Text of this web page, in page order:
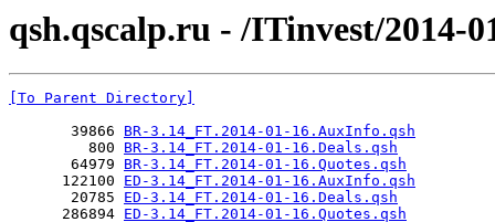
qsh.qscalp.ru - /ITinvest/2014-
[To Parent Directory]
       39866
BR-3.14_FT.2014-01-16.AuxInfo.qsh
         800
BR-3.14_FT.2014-01-16.Deals.qsh
       64979
BR-3.14_FT.2014-01-16.Quotes.qsh
      122100
ED-3.14_FT.2014-01-16.AuxInfo.qsh
       20785
ED-3.14_FT.2014-01-16.Deals.qsh
      286894
ED-3.14_FT.2014-01-16.Quotes.qsh